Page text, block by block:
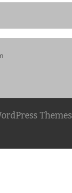
Themes